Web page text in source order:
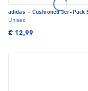
adidas · Cushioned 3er-Pack
Unisex
€ 12,99